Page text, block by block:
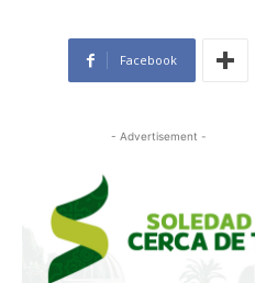
Facebook
- Advertisement -